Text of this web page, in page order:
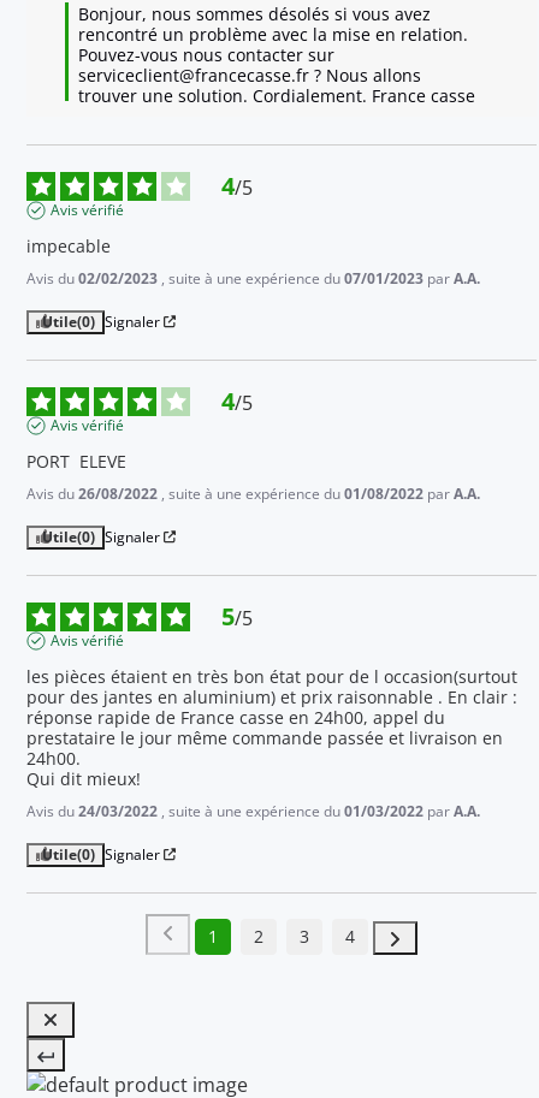
Bonjour, nous sommes désolés si vous avez
rencontré un problème avec la mise en relation.
Pouvez-vous nous contacter sur
serviceclient@francecasse.fr ? Nous allons
trouver une solution. Cordialement. France casse
4/5
Avis vérifié
impecable
Avis du02/02/2023 , suite à une expérience du07/01/2023 parA.A.
Utile(0) Signaler
4/5
Avis vérifié
PORT  ELEVE
Avis du26/08/2022 , suite à une expérience du01/08/2022 parA.A.
Utile(0) Signaler
5/5
Avis vérifié
les pièces étaient en très bon état pour de l occasion(surtout
pour des jantes en aluminium) et prix raisonnable . En clair :
réponse rapide de France casse en 24h00, appel du
prestataire le jour même commande passée et livraison en
24h00.
Qui dit mieux!
Avis du24/03/2022 , suite à une expérience du01/03/2022 parA.A.
Utile(0) Signaler
1 2 3 4